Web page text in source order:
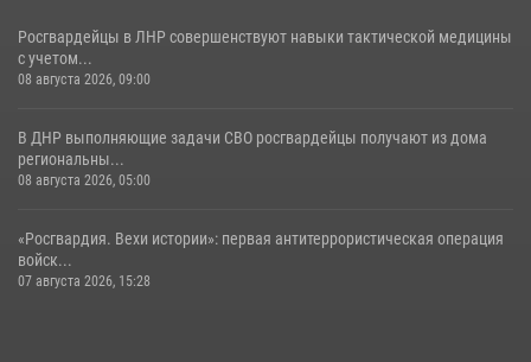
Росгвардейцы в ЛНР совершенствуют навыки тактической медицины
с учетом...
08 августа 2026, 09:00
В ДНР выполняющие задачи СВО росгвардейцы получают из дома
региональны...
08 августа 2026, 05:00
«Росгвардия. Вехи истории»: первая антитеррористическая операция
войск...
07 августа 2026, 15:28